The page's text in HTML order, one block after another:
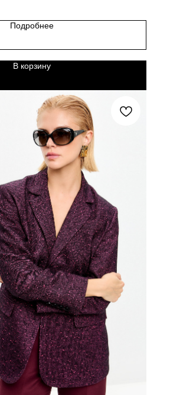
Подробнее
В корзину